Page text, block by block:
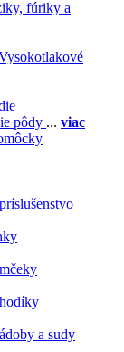
fúriky a
pôdy ... viac
a sudy